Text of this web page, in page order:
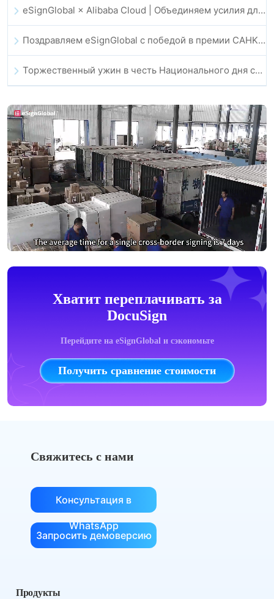
eSignGlobal × Alibaba Cloud | Объединяем усилия для укрепления глобального цифрового доверия в финтехе
Поздравляем eSignGlobal с победой в премии CAHK STAR Award 2025!
Торжественный ужин в честь Национального дня сообщества технологий и инноваций Гонконга
Хватит переплачивать за
DocuSign
Перейдите на eSignGlobal и сэкономьте
Получить сравнение стоимости
Свяжитесь с нами
Консультация в
WhatsApp
Запросить демоверсию
Продукты